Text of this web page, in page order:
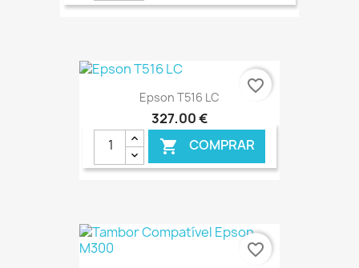
Epson T516 LC
327,00 €
 COMPRAR
€ ONLINE
favorite_border
favorite_border